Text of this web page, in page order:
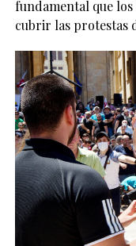
fundamental que
cubrir las protestas